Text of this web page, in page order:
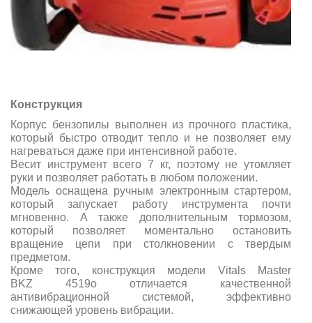
Конструкция
Корпус бензопилы выполнен из прочного пластика,
который быстро отводит тепло и не позволяет ему
нагреваться даже при интенсивной работе.
Весит инструмент всего 7 кг, поэтому не утомляет
руки и позволяет работать в любом положении.
Модель оснащена ручным электронным стартером,
который запускает работу инструмента почти
мгновенно. А также дополнительным тормозом,
который позволяет моментально остановить
вращение цепи при столкновении с твердым
предметом.
Кроме того, конструкция модели Vitals Master
BKZ 4519o отличается качественной
антивибрационной системой, эффективно
снижающей уровень вибрации.